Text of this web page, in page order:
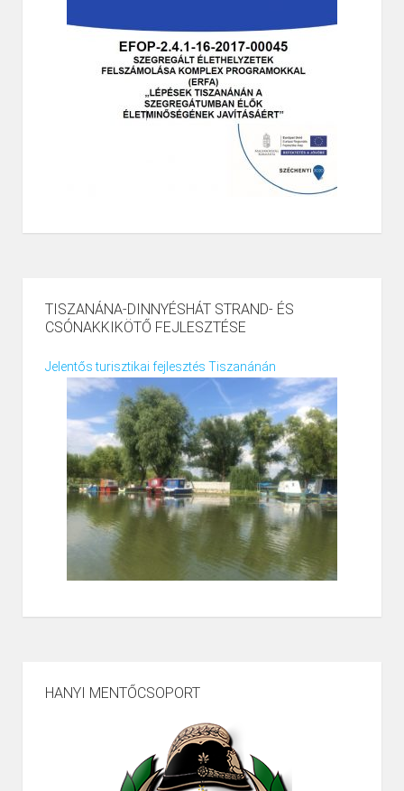
TISZANÁNA-DINNYÉSHÁT STRAND- ÉS
CSÓNAKKIKÖTŐ FEJLESZTÉSE
Jelentős turisztikai fejlesztés Tiszanánán
HANYI MENTŐCSOPORT